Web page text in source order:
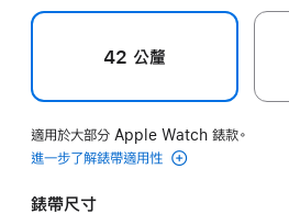
42 公釐
適用於大部分 Apple Watch 錶款。
進一步了解錶帶適用性
錶帶尺寸